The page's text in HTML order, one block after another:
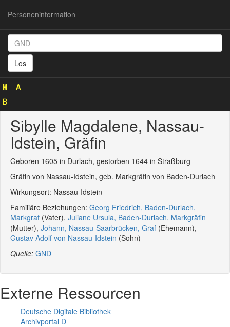
Personeninformation
Los
Personeninformation
1202745830)
Sibylle Magdalene, Nassau-
Idstein, Gräfin
Geboren 1605 in Durlach, gestorben 1644 in Straßburg
Gräfin von Nassau-Idstein, geb. Markgräfin von Baden-Durlach
Wirkungsort: Nassau-Idstein
Familiäre Beziehungen: Georg Friedrich, Baden-Durlach,
Markgraf (Vater), Juliane Ursula, Baden-Durlach, Markgräfin
(Mutter), Johann, Nassau-Saarbrücken, Graf (Ehemann),
Gustav Adolf von Nassau-Idstein (Sohn)
Quelle: GND
Externe Ressourcen
Deutsche Digitale Bibliothek
Archivportal D